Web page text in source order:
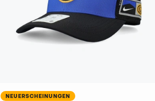
NEUERSCHEINUNGEN